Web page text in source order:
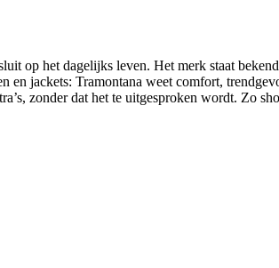
op het dagelijks leven. Het merk staat
en jackets: Tramontana weet comfort,
zonder dat het te uitgesproken wordt. Zo